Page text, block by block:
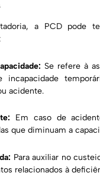
a PCD pode
Se refere à
incapacidade
acidente.
Em caso de
que diminuam a
Para auxiliar no
relacionados à